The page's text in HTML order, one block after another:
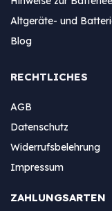
Altgeräte- und
Blog
RECHTLICHES
AGB
Datenschutz
Widerrufsbelehrung
Impressum
ZAHLUNGSARTEN